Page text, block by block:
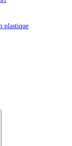
plastique